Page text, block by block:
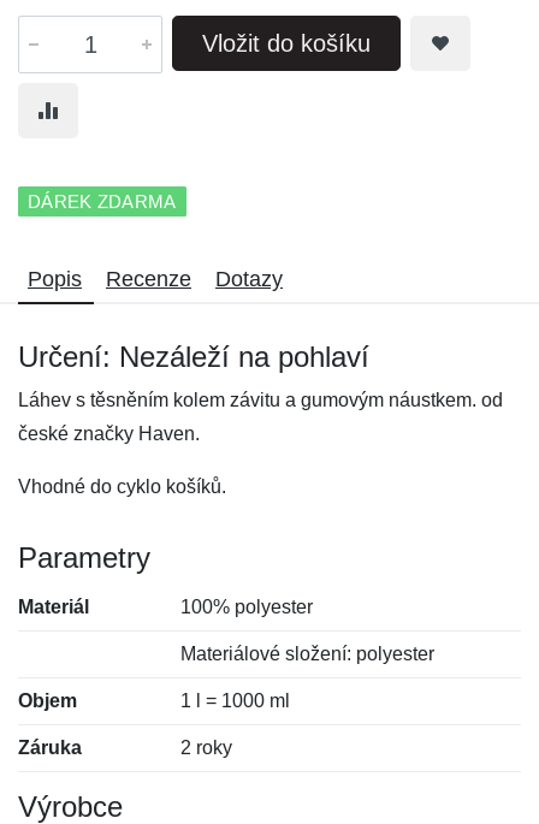
Vložit do košíku
DÁREK ZDARMA
Popis Recenze Dotazy
Určení: Nezáleží na pohlaví
Láhev s těsněním kolem závitu a gumovým náustkem. od
české značky Haven.
Vhodné do cyklo košíků.
Parametry
Materiál 100% polyester
Materiálové složení: polyester
Objem 1 l = 1000 ml
Záruka 2 roky
Výrobce